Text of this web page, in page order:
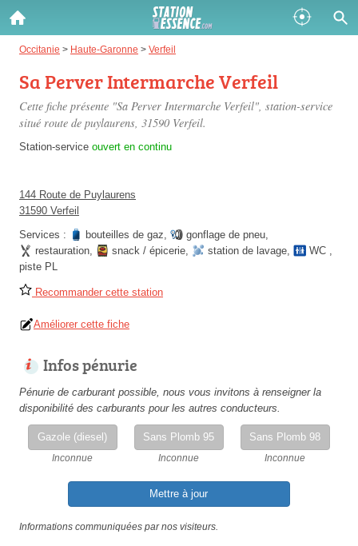
Occitanie > Haute-Garonne > Verfeil
Sa Perver Intermarche Verfeil
Cette fiche présente "Sa Perver Intermarche Verfeil", station-service
situé route de puylaurens, 31590 Verfeil.
Station-service ouvert en continu
144 Route de Puylaurens
31590 Verfeil
Services :
bouteilles de gaz, gonflage de pneu,
restauration, snack / épicerie, station de lavage, WC ,
piste PL
Recommander cette station
Améliorer cette fiche
Infos pénurie
Pénurie de carburant possible, nous vous invitons à renseigner la
disponibilité des carburants pour les autres conducteurs.
Gazole (diesel)
Inconnue
Sans Plomb 95
Inconnue
Sans Plomb 98
Inconnue
Mettre à jour
Informations communiquées par nos visiteurs.
Gazole :
Disponible Épuisé
SP 98 :
Disponible